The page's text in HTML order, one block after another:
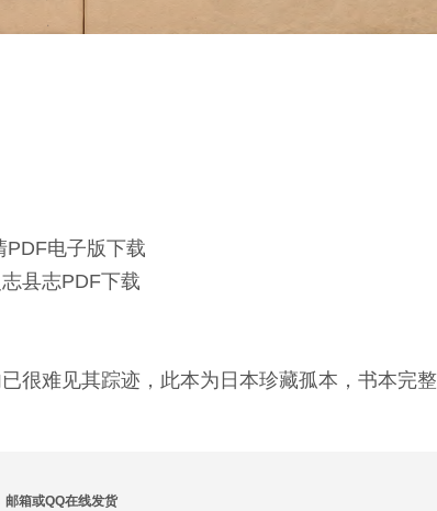
PDF电子版下载
县志PDF下载
很难见其踪迹，此本为日本珍藏孤本，书本完
箱或QQ在线发货